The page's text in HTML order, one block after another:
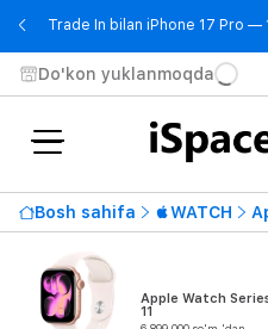
Trade In bilan iPhone 17 Pro —
Do'kon yuklanmoqda
Bosh sahifa WATCH
Apple Watch
11